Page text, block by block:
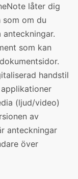
låter dig
som om du
som kan
handstil
(ljud/video)
av
anteckningar
över